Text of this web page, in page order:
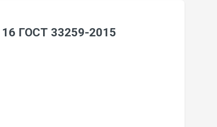
ГОСТ 33259-2015